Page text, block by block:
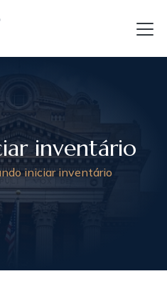
inventário
iniciar inventário